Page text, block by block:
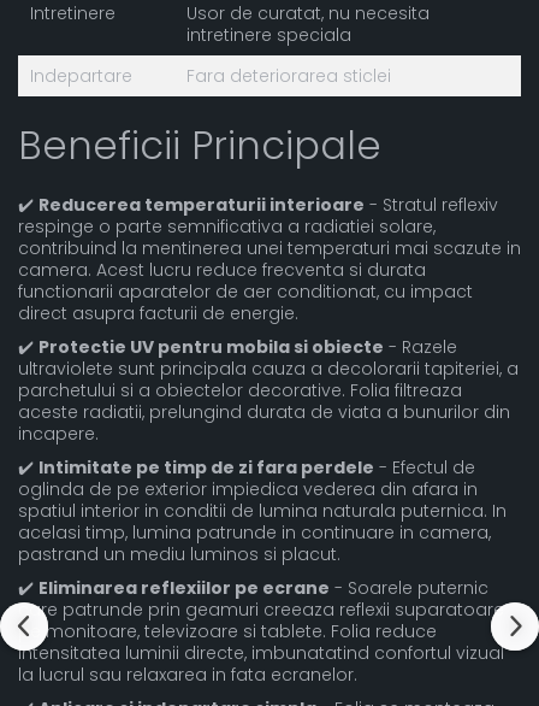
Intretinere
Usor de curatat, nu necesita
intretinere speciala
Indepartare
Fara deteriorarea sticlei
Beneficii Principale
✔️ Reducerea temperaturii interioare - Stratul reflexiv
respinge o parte semnificativa a radiatiei solare,
contribuind la mentinerea unei temperaturi mai scazute in
camera. Acest lucru reduce frecventa si durata
functionarii aparatelor de aer conditionat, cu impact
direct asupra facturii de energie.
✔️ Protectie UV pentru mobila si obiecte - Razele
ultraviolete sunt principala cauza a decolorarii tapiteriei, a
parchetului si a obiectelor decorative. Folia filtreaza
aceste radiatii, prelungind durata de viata a bunurilor din
incapere.
✔️ Intimitate pe timp de zi fara perdele - Efectul de
oglinda de pe exterior impiedica vederea din afara in
spatiul interior in conditii de lumina naturala puternica. In
acelasi timp, lumina patrunde in continuare in camera,
pastrand un mediu luminos si placut.
✔️ Eliminarea reflexiilor pe ecrane - Soarele puternic
care patrunde prin geamuri creeaza reflexii suparatoare
pe monitoare, televizoare si tablete. Folia reduce
intensitatea luminii directe, imbunatatind confortul vizual
la lucrul sau relaxarea in fata ecranelor.